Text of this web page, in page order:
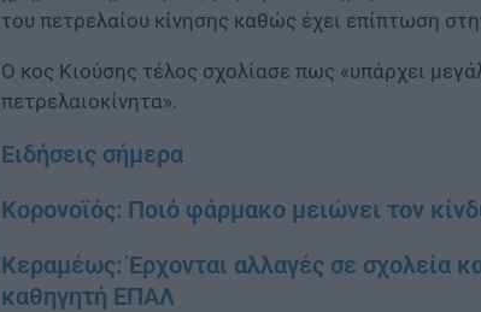
του πετρελαίου κίνησης καθώς έχει επίπτωση
Ο κος Κιούσης τέλος σχολίασε πως «υπάρχει
πετρελαιοκίνητα».
Ειδήσεις σήμερα
Κορονοϊός: Ποιό φάρμακο μειώνει τον
Κεραμέως: Έρχονται αλλαγές σε σχολεία
καθηγητή ΕΠΑΛ